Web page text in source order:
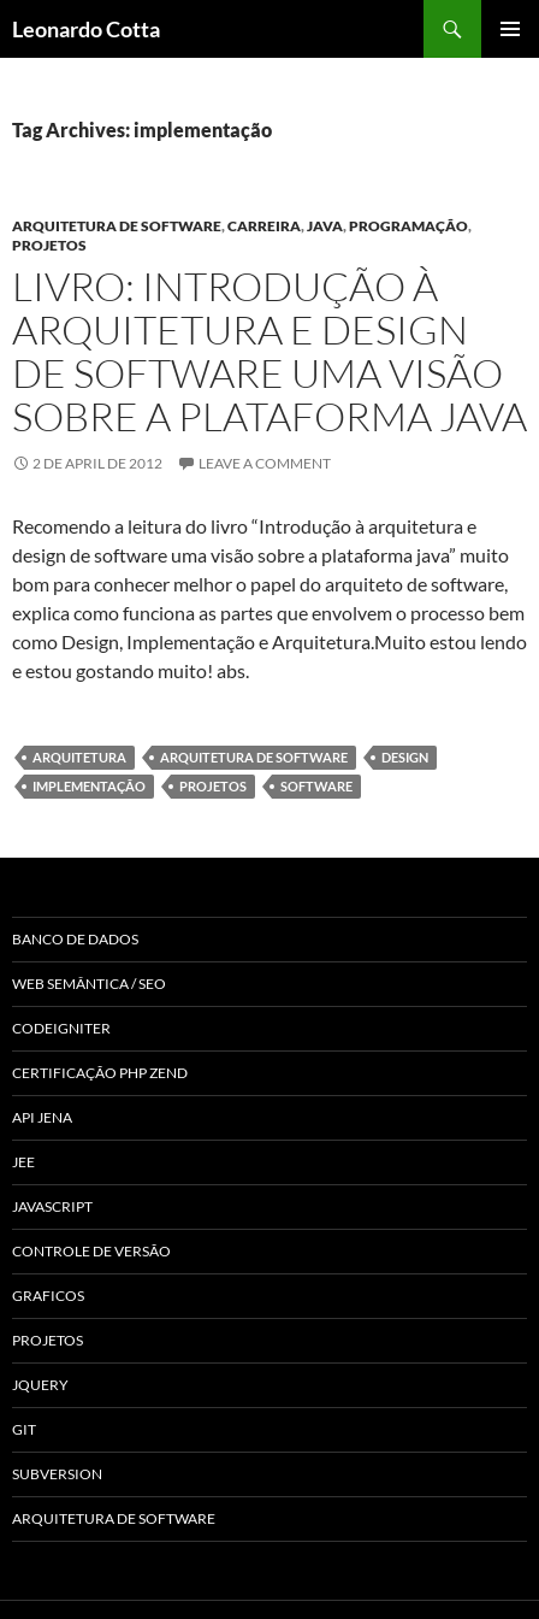
toLeonardo Cotta
Tag Archives: implementação
ARQUITETURA DE SOFTWARE,CARREIRA,JAVA,PROGRAMAÇÃO,
PROJETOS
LIVRO: INTRODUÇÃO À
ARQUITETURA E DESIGN
DE SOFTWARE UMA VISÃO
SOBRE A PLATAFORMA JAVA
2 DE APRIL DE 2012 LEAVE A COMMENT
Recomendo a leitura do livro “Introdução à arquitetura e
design de software uma visão sobre a plataforma java” muito
bom para conhecer melhor o papel do arquiteto de software,
explica como funciona as partes que envolvem o processo bem
como Design, Implementação e Arquitetura.Muito estou lendo
e estou gostando muito! abs.
ARQUITETURA ARQUITETURA DE SOFTWARE
DESIGN
IMPLEMENTAÇÃO
PROJETOS SOFTWARE
BANCO DE DADOS
WEB SEMÂNTICA / SEO
CODEIGNITER
CERTIFICAÇÃO PHP ZEND
API JENA
JEE
JAVASCRIPT
CONTROLE DE VERSÃO
GRAFICOS
PROJETOS
JQUERY
GIT
SUBVERSION
ARQUITETURA DE SOFTWARE